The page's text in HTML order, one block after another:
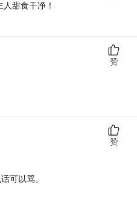
甜食干净！
赞
可以骂。
赞